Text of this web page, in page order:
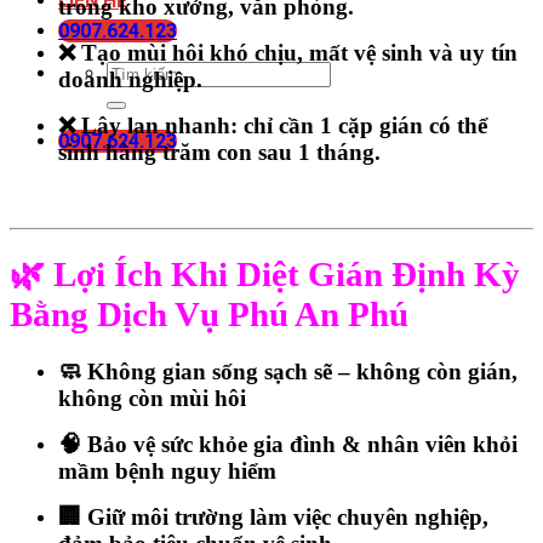
0907.624.123
0907.624.123
trong kho xưởng, văn phòng.
❌Tạo mùi hôi khó chịu, mất vệ sinh và uy tín
doanh nghiệp.
❌Lây lan nhanh: chỉ cần 1 cặp gián có thể
sinh hàng trăm con sau 1 tháng.
🌿 Lợi Ích Khi Diệt Gián Định Kỳ
Bằng Dịch Vụ Phú An Phú
🧼 Không gian sống sạch sẽ – không còn gián,
không còn mùi hôi
🧠 Bảo vệ sức khỏe gia đình & nhân viên khỏi
mầm bệnh nguy hiểm
🏢 Giữ môi trường làm việc chuyên nghiệp,